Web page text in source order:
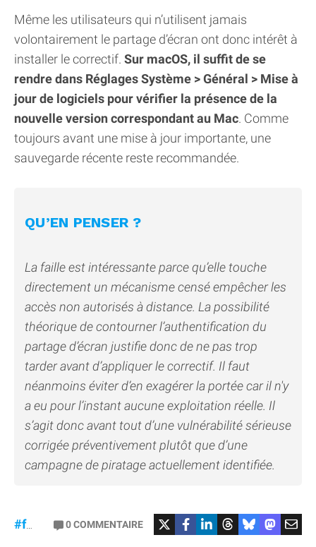
Même les utilisateurs qui n’utilisent jamais
volontairement le partage d’écran ont donc intérêt à
installer le correctif. Sur macOS, il suffit de se
rendre dans Réglages Système > Général > Mise à
jour de logiciels pour vérifier la présence de la
nouvelle version correspondant au Mac. Comme
toujours avant une mise à jour importante, une
sauvegarde récente reste recommandée.
QU’EN PENSER ?
La faille est intéressante parce qu’elle touche
directement un mécanisme censé empêcher les
accès non autorisés à distance. La possibilité
théorique de contourner l’authentification du
partage d’écran justifie donc de ne pas trop
tarder avant d’appliquer le correctif. Il faut
néanmoins éviter d’en exagérer la portée car il n'y
a eu pour l’instant aucune exploitation réelle. Il
s’agit donc avant tout d’une vulnérabilité sérieuse
corrigée préventivement plutôt que d’une
campagne de piratage actuellement identifiée.
#failles #macOS#Sécurité
0COMMENTAIRE